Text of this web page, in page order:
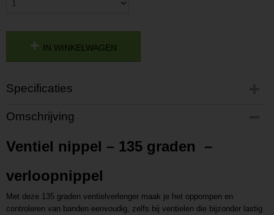
IN WINKELWAGEN
Specificaties
Productcode
P202518081121
L202518081121
Omschrijving
Ventiel nippel – 135 graden –
verloopnippel
Met deze 135 graden ventielverlenger maak je het oppompen en
controleren van banden eenvoudig, zelfs bij ventielen die bijzonder lastig